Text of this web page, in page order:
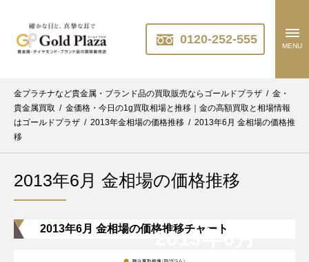
0120-252-555 MENU
金プラチナなど貴金属・ブランド品の買取販売ならゴールドプラザ / 金・
貴金属買取 / 金価格・今日の1g買取相場と推移｜金の高額買取と相場情報
はゴールドプラザ / 2013年金相場の価格推移 / 2013年6月 金相場の価格推
移
2013年6月 金相場の価格推移
2013年6月
2013年6月 金相場の価格推移チャート